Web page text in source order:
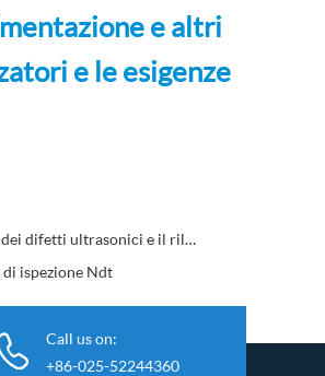
e altri
e le esigenze
La differenza tra il rilevamento dei difetti ultrasonici e il rilevamento dei difetti correnti di Eddie?Vieni e impara a capirlo!
ispezione Ndt
Call us on:
+86-025-52244360